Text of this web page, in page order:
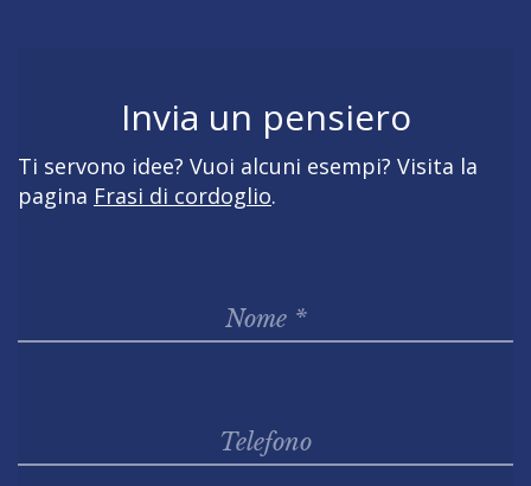
Invia un pensiero
Ti servono idee? Vuoi alcuni esempi? Visita la
pagina Frasi di cordoglio.